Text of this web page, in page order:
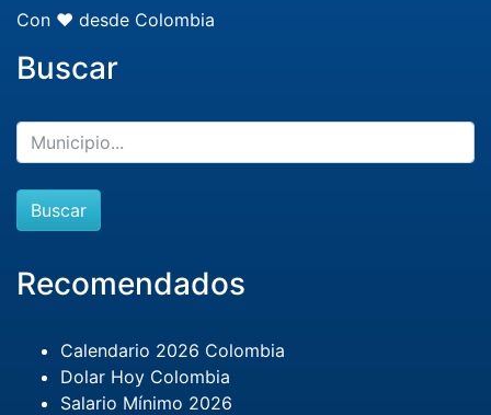
Con ❤️ desde Colombia
Buscar
Buscar
Recomendados
Calendario 2026 Colombia
Dolar Hoy Colombia
Salario Mínimo 2026